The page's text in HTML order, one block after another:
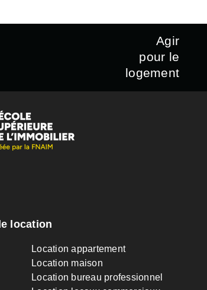
Agir
pour le
logement
location
Location appartement
Location maison
Location bureau professionnel